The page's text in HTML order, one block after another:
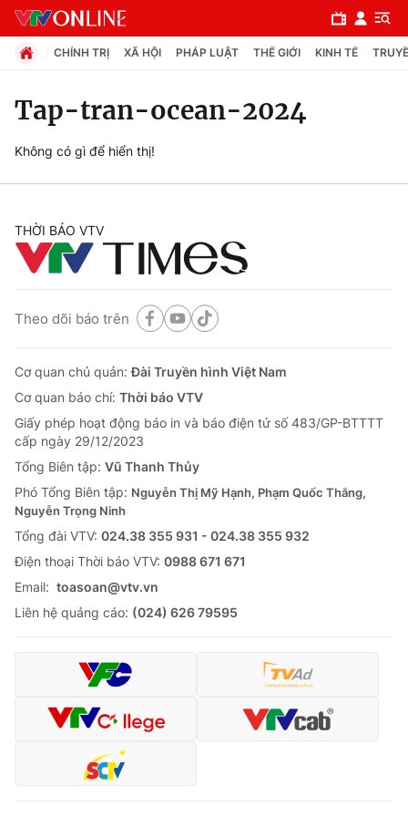
Chuyên mục
Chính trị
Xã hội
Thế giới
Tin tức
Thế giới đó đây
Câu chuyện quốc tế
Kinh tế
Tài chính
Thị trường
Góc doanh nghiệp
Dữ liệu và đời sống
Truyền hình
Phim VTV
Giải trí
Đời sống
Làm đẹp
Chất lượng cuộc sống
Giáo dục
Học trực tuyến
Công nghệ
CHÍNH TRỊ XÃ HỘI PHÁP LUẬT THẾ GIỚI KINH TẾ
Tap-tran-ocean-2024
Không có gì để hiển thị!
THỜI BÁO VTV
Theo dõi báo trên
Cơ quan chủ quản:Đài Truyền hình Việt Nam
Cơ quan báo chí: Thời báo VTV
Giấy phép hoạt động báo in và báo điện tử số 483/GP-BTTTT
cấp ngày 29/12/2023
Tổng Biên tập: Vũ Thanh Thủy
Phó Tổng Biên tập: Nguyễn Thị Mỹ Hạnh, Phạm Quốc Thắng,
Nguyễn Trọng Ninh
Tổng đài VTV: 024.38 355 931 - 024.38 355 932
Ðiện thoại Thời báo VTV: 0988 671 671
Email: toasoan@vtv.vn
Liên hệ quảng cáo: (024) 626 79595